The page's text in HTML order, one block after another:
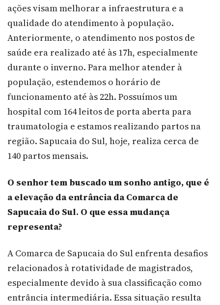
ações visam melhorar a infraestrutura e a
qualidade do atendimento à população.
Anteriormente, o atendimento nos postos de
saúde era realizado até às 17h, especialmente
durante o inverno. Para melhor atender à
população, estendemos o horário de
funcionamento até às 22h. Possuímos um
hospital com 164 leitos de porta aberta para
traumatologia e estamos realizando partos na
região. Sapucaia do Sul, hoje, realiza cerca de
140 partos mensais.
O senhor tem buscado um sonho antigo, que é
a elevação da entrância da Comarca de
Sapucaia do Sul. O que essa mudança
representa?
A Comarca de Sapucaia do Sul enfrenta desafios
relacionados à rotatividade de magistrados,
especialmente devido à sua classificação como
entrância intermediária. Essa situação resulta